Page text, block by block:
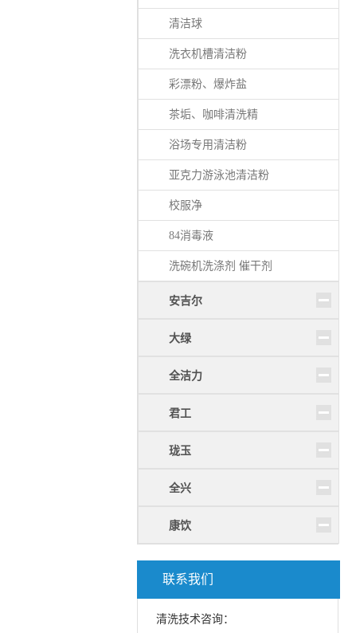
清洁球
洗衣机槽清洁粉
彩漂粉、爆炸盐
茶垢、咖啡清洗精
浴场专用清洁粉
亚克力游泳池清洁粉
校服净
84消毒液
洗碗机洗涤剂 催干剂
安吉尔
大绿
全洁力
君工
珑玉
全兴
康饮
联系我们
清洗技术咨询：